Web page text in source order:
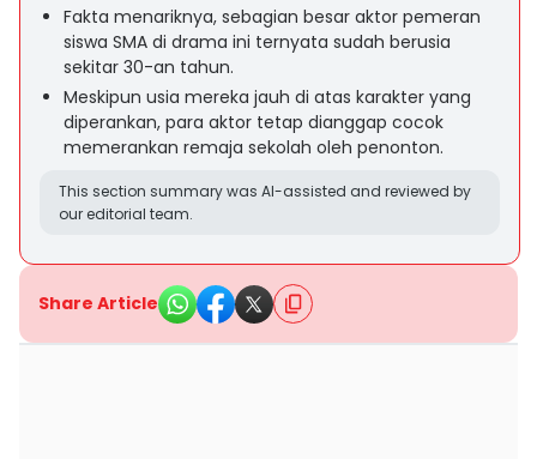
Fakta menariknya, sebagian besar aktor pemeran
siswa SMA di drama ini ternyata sudah berusia
sekitar 30-an tahun.
Meskipun usia mereka jauh di atas karakter yang
diperankan, para aktor tetap dianggap cocok
memerankan remaja sekolah oleh penonton.
This section summary was AI-assisted and reviewed by
our editorial team.
Share Article